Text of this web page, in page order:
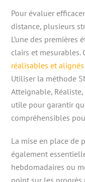
Pour évaluer
distance, plusieurs
L’une des premières
clairs et mesurables.
réalisables et
Utiliser la méthode
Atteignable,
utile pour garantir
compréhensibles
La mise en place de
également
hebdomadaires ou